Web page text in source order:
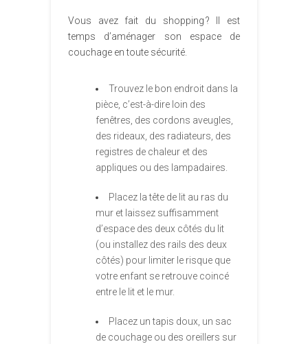
Vous avez fait du shopping ? Il est
temps d’aménager son espace de
couchage en toute sécurité.
Trouvez le bon endroit dans la
pièce, c’est-à-dire loin des
fenêtres, des cordons aveugles,
des rideaux, des radiateurs, des
registres de chaleur et des
appliques ou des lampadaires.
Placez la tête de lit au ras du
mur et laissez suffisamment
d’espace des deux côtés du lit
(ou installez des rails des deux
côtés) pour limiter le risque que
votre enfant se retrouve coincé
entre le lit et le mur.
Placez un tapis doux, un sac
de couchage ou des oreillers sur